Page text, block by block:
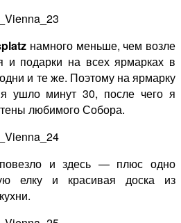
намного меньше, чем возле
и подарки на всех ярмарках в
и те же. Поэтому на ярмарку
ушло минут 30, после чего я
любимого Собора.
и здесь — плюс одно
елку и красивая доска из